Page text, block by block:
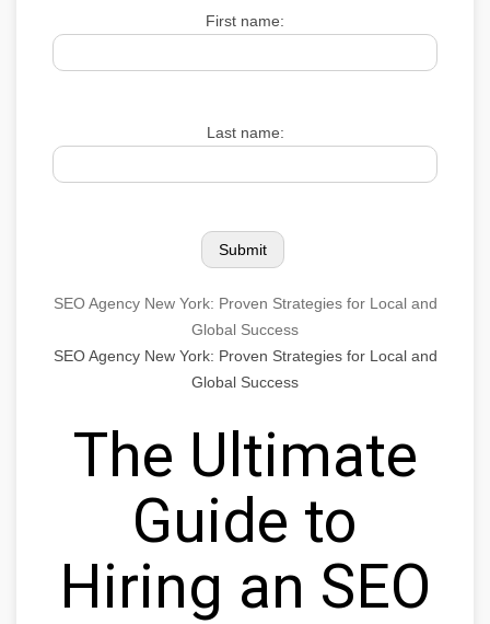
First name:
Last name:
SEO Agency New York: Proven Strategies for Local and
Global Success
SEO Agency New York: Proven Strategies for Local and
Global Success
The Ultimate
Guide to
Hiring an SEO